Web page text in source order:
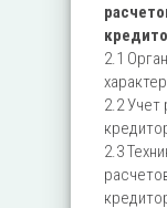
2.1
2.2 Учет
2.3